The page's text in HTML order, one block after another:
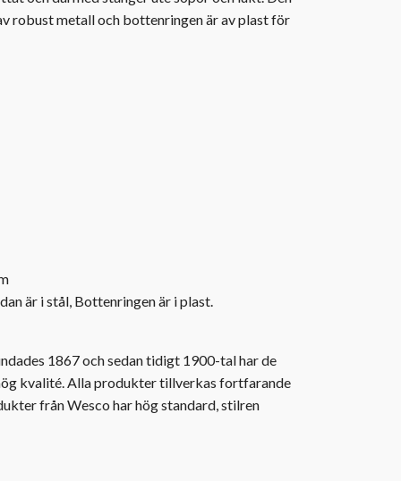
robust metall och bottenringen är av plast för
är i stål, Bottenringen är i plast.
1867 och sedan tidigt 1900-tal har de
kvalité. Alla produkter tillverkas fortfarande
från Wesco har hög standard, stilren